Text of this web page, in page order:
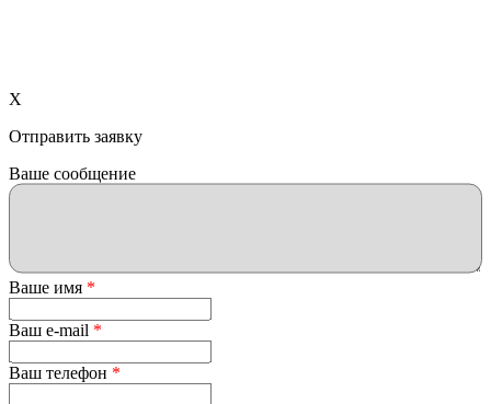
X
Отправить заявку
Ваше сообщение
Ваше имя *
Ваш e-mail *
Ваш телефон *